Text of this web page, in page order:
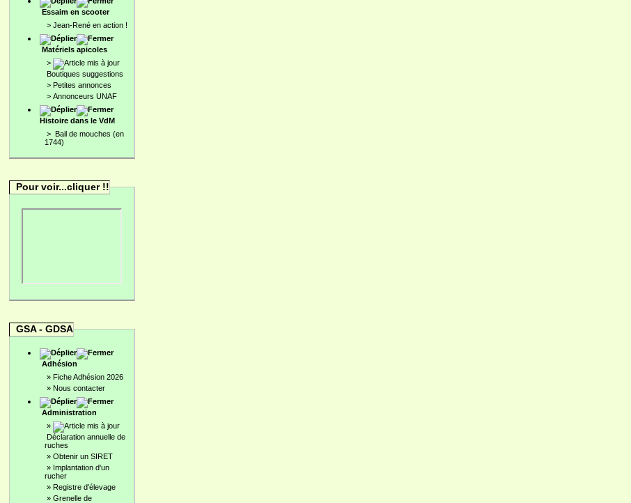
Essaim en scooter
> Jean-René en action !
Matériels apicoles
>
Boutiques suggestions
> Petites annonces
> Annonceurs UNAF
Histoire dans le VdM
> Bail de mouches (en
1744)
Pour voir...cliquer !!
GSA - GDSA
Adhésion
» Fiche Adhésion 2026
» Nous contacter
Administration
»
Déclaration annuelle de
ruches
» Obtenir un SIRET
» Implantation d'un
rucher
» Registre d'élevage
» Grenelle de